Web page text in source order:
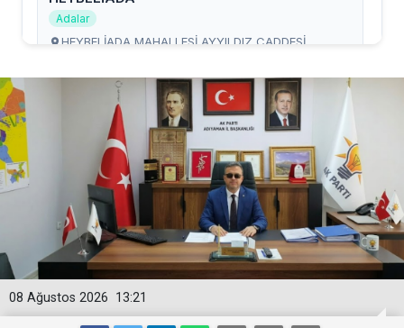
13:21
08 Ağustos 2026